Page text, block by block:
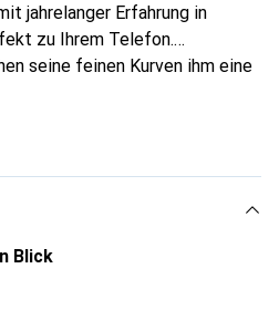
jahrelanger Erfahrung in
zu Ihrem Telefon.
seine feinen Kurven ihm eine
für Ihr Smartphone. Die Marke
Wahl für eine
Blick